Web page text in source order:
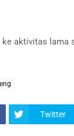
aktivitas lama
Twitter